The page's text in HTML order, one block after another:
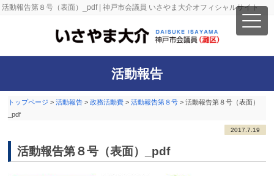
活動報告第８号（表面）_pdf | 神戸市会議員 いさやま大介オフィシャルサイト
活動報告
トップページ >活動報告 >政務活動費 >活動報告第８号 >活動報告第８号（表面）
_pdf
2017.7.19
活動報告第８号（表面）_pdf